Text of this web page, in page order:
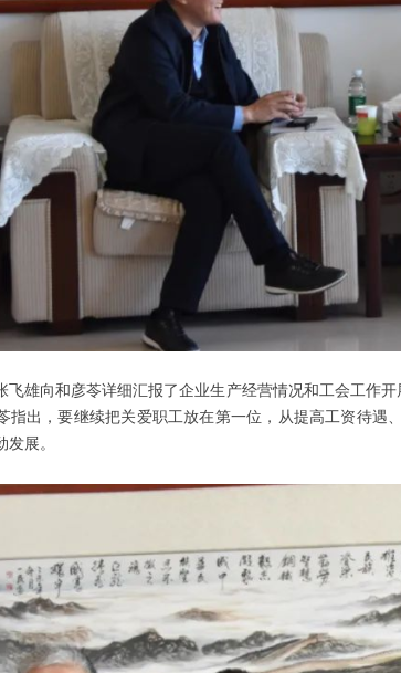
飞雄向和彦苓详细汇报了企业生产经营情况和工会工作
指出，要继续把关爱职工放在第一位，从提高工资待
展。